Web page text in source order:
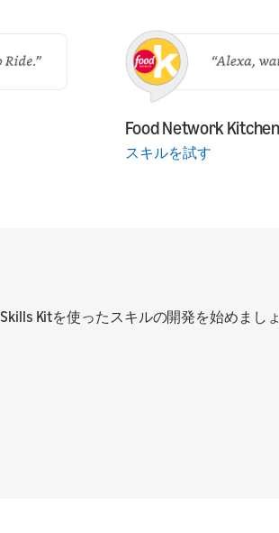
Food Network Kitchen
スキルを試す
Kitを使ったスキルの開発を始めましょ